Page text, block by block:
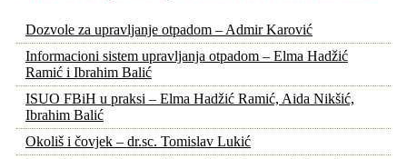
Dozvole za upravljanje otpadom – Admir Karović
Informacioni sistem upravljanja otpadom – Elma Hadžić
Ramić i Ibrahim Balić
ISUO FBiH u praksi – Elma Hadžić Ramić, Aida Nikšić,
Ibrahim Balić
Okoliš i čovjek – dr.sc. Tomislav Lukić